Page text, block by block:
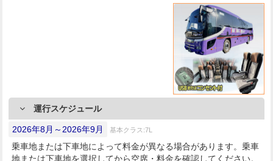
運行スケジュール
2026年8月～2026年9月 基本クラス:7L
乗車地または下車地によって料金が異なる場合があります。乗車
地または下車地を選択してから空席・料金を確認してください。